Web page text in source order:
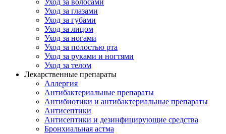
Уход за волосами
Уход за глазами
Уход за губами
Уход за лицом
Уход за ногами
Уход за полостью рта
Уход за руками и ногтями
Уход за телом
Лекарственные препараты
Аллергия
Антибактериальные препараты
Антибиотики и антибактериальные препараты
Антисептики
Антисептики и дезинфицирующие средства
Бронхиальная астма